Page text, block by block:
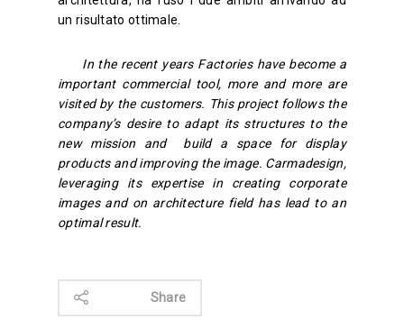
un risultato ottimale.
In the recent years Factories have become a
important commercial tool, more and more are
visited by the customers. This project follows the
company’s desire to adapt its structures to the
new mission and build a space for display
products and improving the image. Carmadesign,
leveraging its expertise in creating corporate
images and on architecture field has lead to an
optimal result.
Share